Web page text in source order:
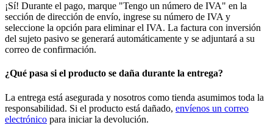
¡Sí! Durante el pago, marque "Tengo un número de IVA" en la
sección de dirección de envío, ingrese su número de IVA y
seleccione la opción para eliminar el IVA. La factura con inversión
del sujeto pasivo se generará automáticamente y se adjuntará a su
correo de confirmación.
¿Qué pasa si el producto se daña durante la entrega?
La entrega está asegurada y nosotros como tienda asumimos toda la
responsabilidad. Si el producto está dañado, envíenos un correo
electrónico para iniciar la devolución.